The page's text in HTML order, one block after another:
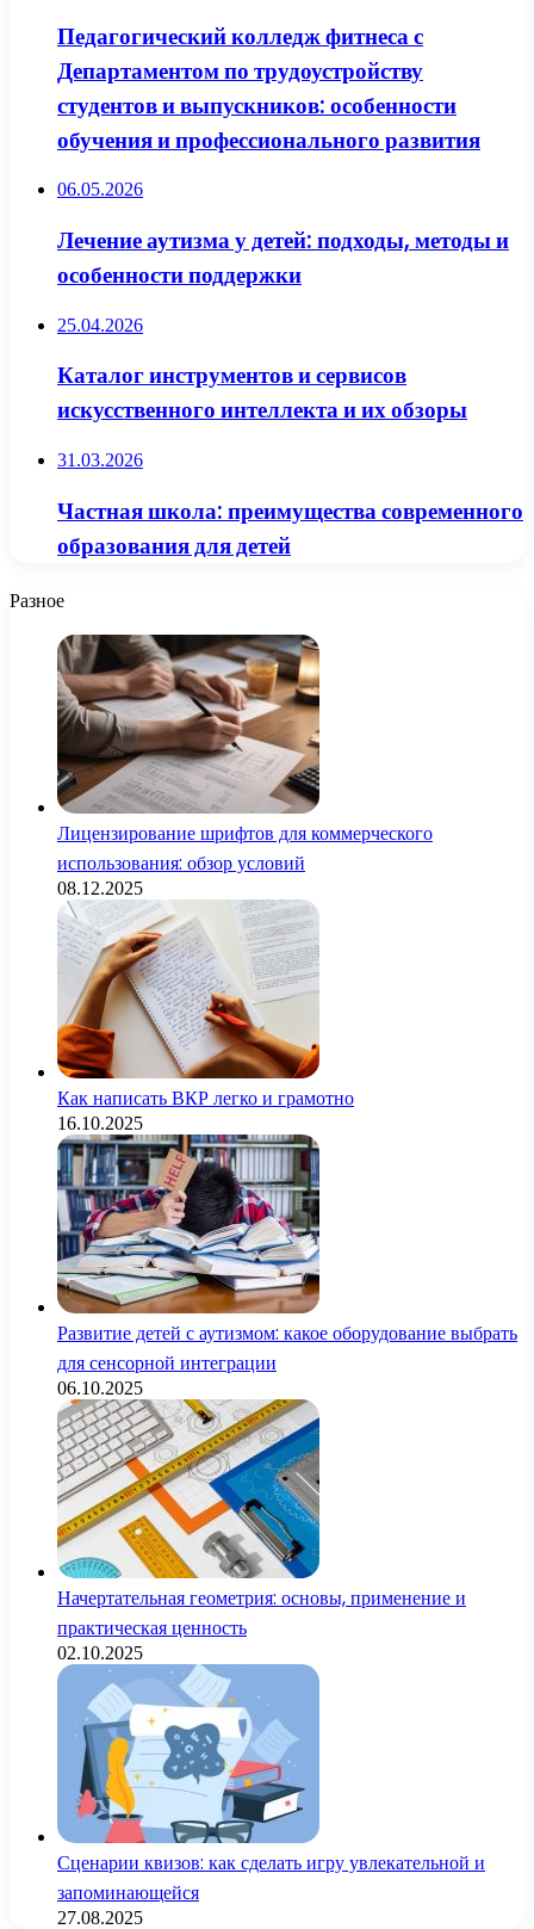
Педагогический колледж фитнеса с
Департаментом по трудоустройству
студентов и выпускников: особенности
обучения и профессионального развития
06.05.2026
Лечение аутизма у детей: подходы, методы и
особенности поддержки
25.04.2026
Каталог инструментов и сервисов
искусственного интеллекта и их обзоры
31.03.2026
Частная школа: преимущества современного
образования для детей
Разное
Лицензирование шрифтов для коммерческого
использования: обзор условий
08.12.2025
Как написать ВКР легко и грамотно
16.10.2025
Развитие детей с аутизмом: какое оборудование выбрать
для сенсорной интеграции
06.10.2025
Начертательная геометрия: основы, применение и
практическая ценность
02.10.2025
Сценарии квизов: как сделать игру увлекательной и
запоминающейся
27.08.2025